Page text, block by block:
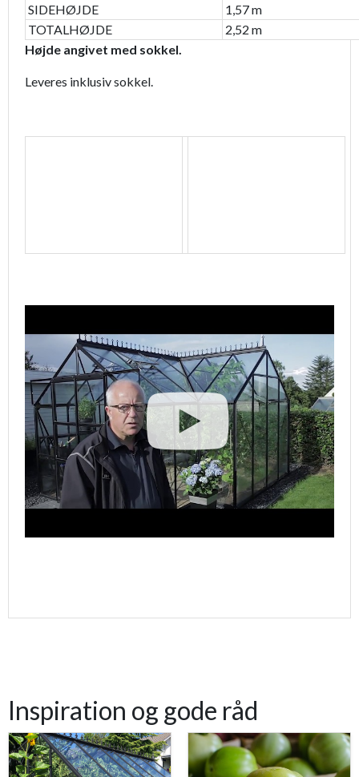
SIDEHØJDE
1,57 m
TOTALHØJDE
2,52 m
Højde angivet med sokkel.
Leveres inklusiv sokkel.
Inspiration og gode råd